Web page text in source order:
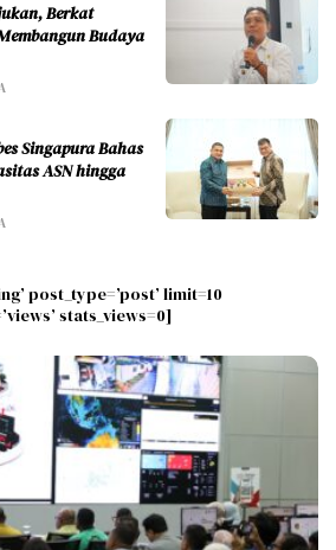
Berkat
Budaya
Singapura Bahas
ASN hingga
post_type=’post’ limit=10
stats_views=0]